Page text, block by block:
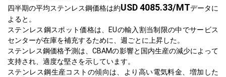
四半期の平均ステンレス鋼価格は約USD 4085.33/MTデータに
よると。
ステンレス鋼スポット価格は、EUの輸入割当制限の中でサービス
センターが在庫を補充するために、週ごとに上昇した。
ステンレス鋼価格予測は、CBAMの影響と国内生産の減少によって
支持され、適度な堅さを示しています。
ステンレス鋼生産コストの傾向は、より高い電気料金、増加した